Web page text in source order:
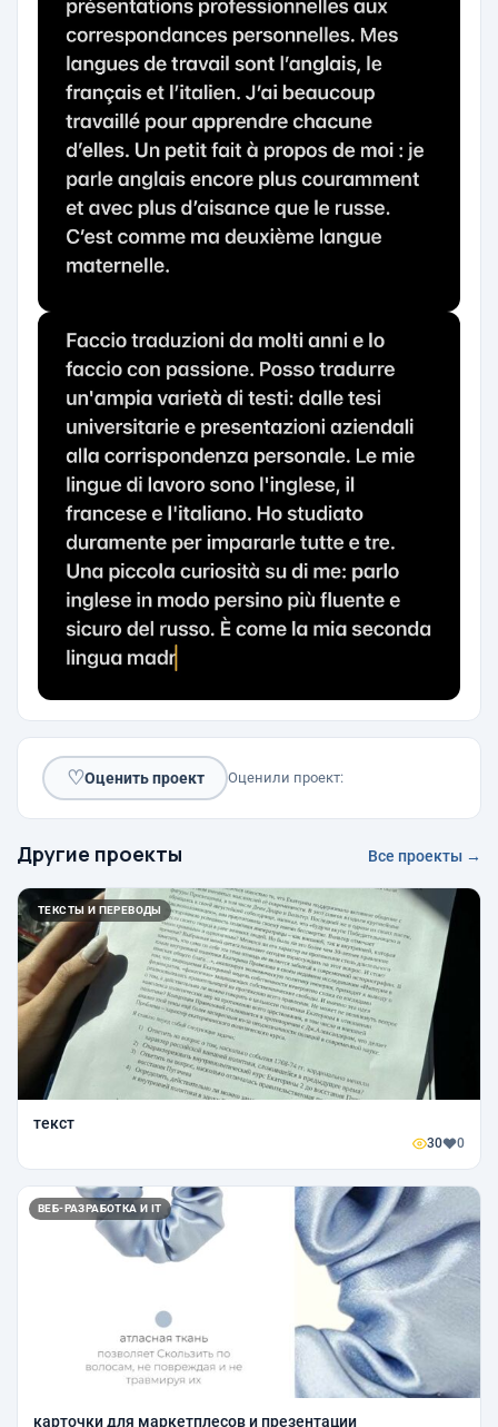
♡Оценить проект Оценили проект:
Другие проекты Все проекты →
ТЕКСТЫ И ПЕРЕВОДЫ
текст
30 0
ВЕБ-РАЗРАБОТКА И IT
карточки для маркетплесов и презентации